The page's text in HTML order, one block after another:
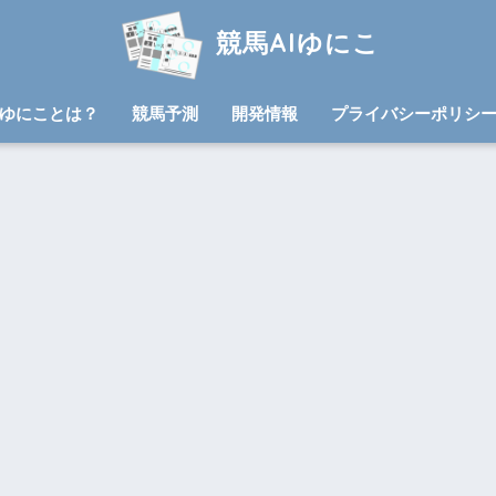
競馬AIゆにこ
ゆにことは？ 競馬予測 開発情報 プライバシーポリシ